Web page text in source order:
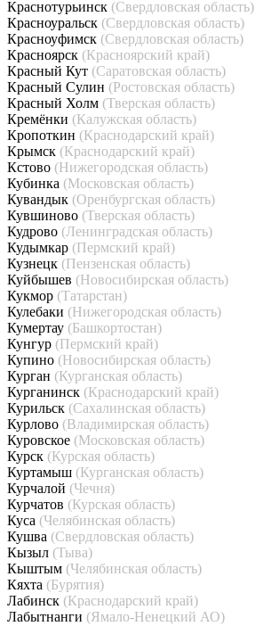
Краснотурьинск (Свердловская область)
Красноуральск (Свердловская область)
Красноуфимск (Свердловская область)
Красноярск (Красноярский край)
Красный Кут (Саратовская область)
Красный Сулин (Ростовская область)
Красный Холм (Тверская область)
Кремёнки (Калужская область)
Кропоткин (Краснодарский край)
Крымск (Краснодарский край)
Кстово (Нижегородская область)
Кубинка (Московская область)
Кувандык (Оренбургская область)
Кувшиново (Тверская область)
Кудрово (Ленинградская область)
Кудымкар (Пермский край)
Кузнецк (Пензенская область)
Куйбышев (Новосибирская область)
Кукмор (Татарстан)
Кулебаки (Нижегородская область)
Кумертау (Башкортостан)
Кунгур (Пермский край)
Купино (Новосибирская область)
Курган (Курганская область)
Курганинск (Краснодарский край)
Курильск (Сахалинская область)
Курлово (Владимирская область)
Куровское (Московская область)
Курск (Курская область)
Куртамыш (Курганская область)
Курчалой (Чечня)
Курчатов (Курская область)
Куса (Челябинская область)
Кушва (Свердловская область)
Кызыл (Тыва)
Кыштым (Челябинская область)
Кяхта (Бурятия)
Лабинск (Краснодарский край)
Лабытнанги (Ямало-Ненецкий АО)